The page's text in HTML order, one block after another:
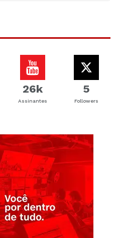
26k
Assinantes
5
Followers